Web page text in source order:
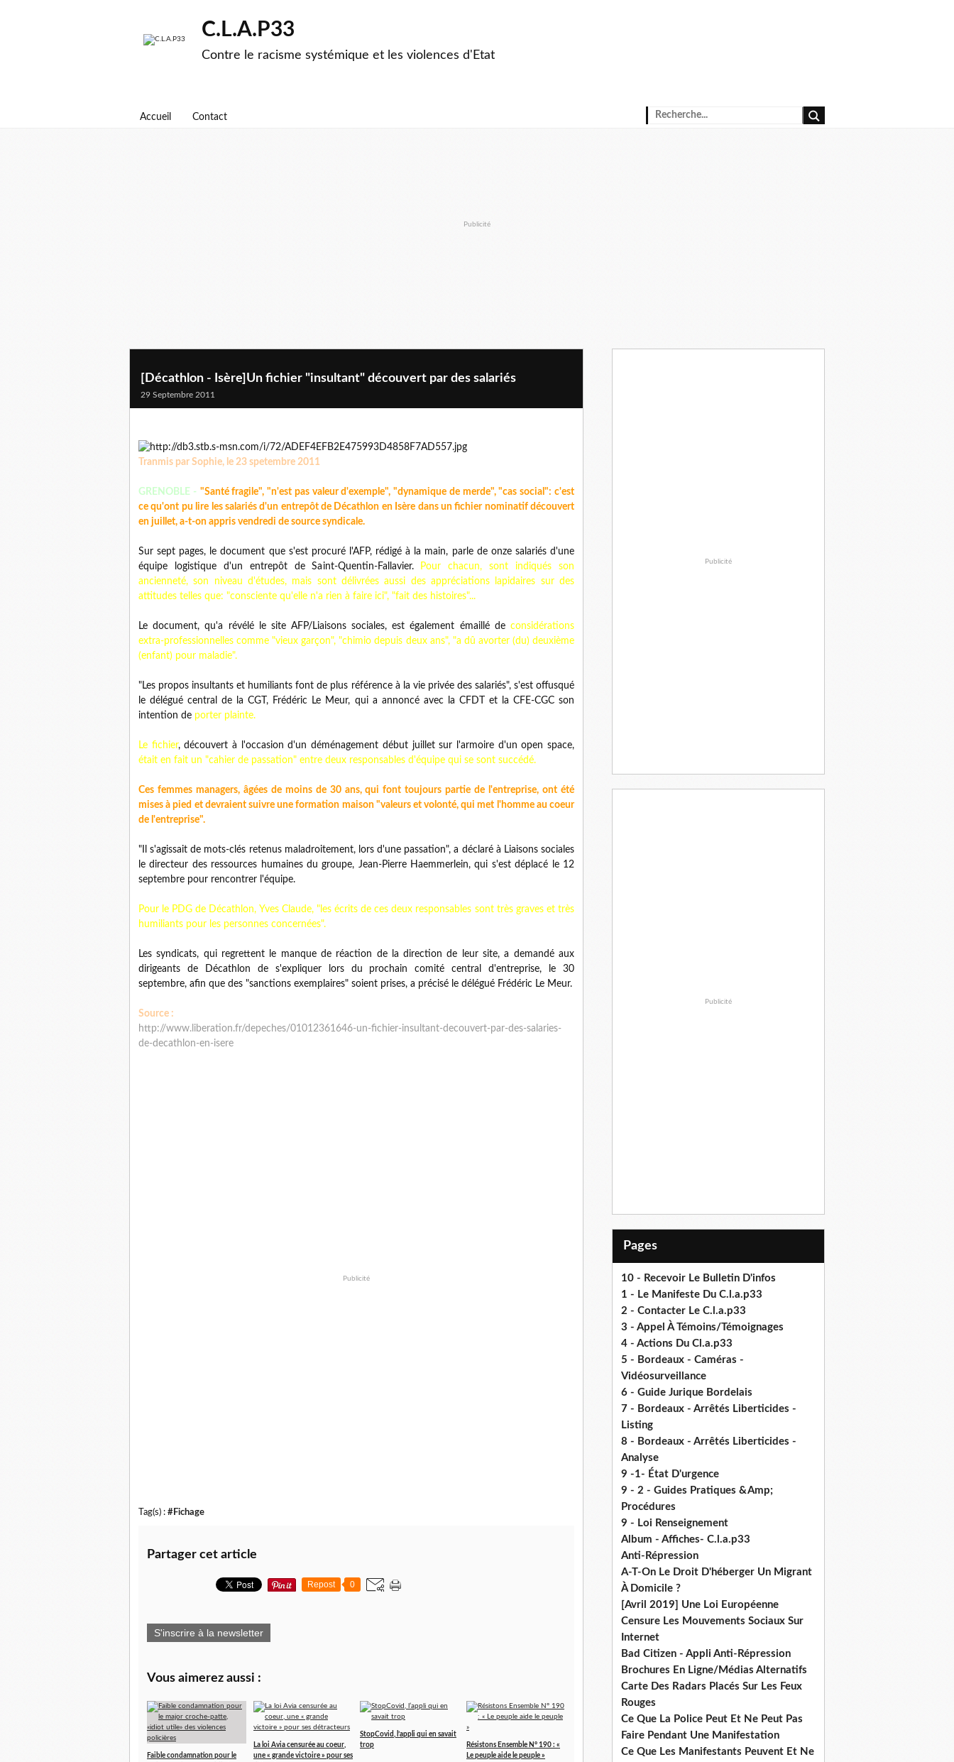
C.L.A.P33
Contre le racisme systémique et les violences d'Etat
Accueil Contact
Publicité
[Décathlon - Isère]Un fichier "insultant" découvert par des salariés
29 Septembre 2011
Tranmis par Sophie, le 23 spetembre 2011
GRENOBLE - "Santé fragile", "n'est pas valeur d'exemple", "dynamique de merde", "cas social": c'est
ce qu'ont pu lire les salariés d'un entrepôt de Décathlon en Isère dans un fichier nominatif découvert
en juillet, a-t-on appris vendredi de source syndicale.
Sur sept pages, le document que s'est procuré l'AFP, rédigé à la main, parle de onze salariés d'une
équipe logistique d'un entrepôt de Saint-Quentin-Fallavier.
Pour chacun, sont indiqués son
ancienneté, son niveau d'études, mais sont délivrées aussi des appréciations lapidaires sur des
attitudes telles que: "consciente qu'elle n'a rien à faire ici", "fait des histoires"...
Le document, qu'a révélé le site AFP/Liaisons sociales, est également émaillé de considérations
extra-professionnelles comme "vieux garçon", "chimio depuis deux ans", "a dû avorter (du) deuxième
(enfant) pour maladie".
"Les propos insultants et humiliants font de plus référence à la vie privée des salariés", s'est offusqué
le délégué central de la CGT, Frédéric Le Meur, qui a annoncé avec la CFDT et la CFE-CGC son
intention de porter plainte.
Le fichier, découvert à l'occasion d'un déménagement début juillet sur l'armoire d'un open space,
était en fait un "cahier de passation" entre deux responsables d'équipe qui se sont succédé.
Ces femmes managers, âgées de moins de 30 ans, qui font toujours partie de l'entreprise, ont été
mises à pied et devraient suivre une formation maison "valeurs et volonté, qui met l'homme au coeur
de l'entreprise".
"Il s'agissait de mots-clés retenus maladroitement, lors d'une passation", a déclaré à Liaisons sociales
le directeur des ressources humaines du groupe, Jean-Pierre Haemmerlein, qui s'est déplacé le 12
septembre pour rencontrer l'équipe.
Pour le PDG de Décathlon, Yves Claude, "les écrits de ces deux responsables sont très graves et très
humiliants pour les personnes concernées".
Les syndicats, qui regrettent le manque de réaction de la direction de leur site, a demandé aux
dirigeants de Décathlon de s'expliquer lors du prochain comité central d'entreprise, le 30
septembre, afin que des "sanctions exemplaires" soient prises, a précisé le délégué Frédéric Le Meur.
Source :
http://www.liberation.fr/depeches/01012361646-un-fichier-insultant-decouvert-par-des-salaries-
de-decathlon-en-isere
Publicité
Tag(s) : #Fichage
Partager cet article
Repost 0
S'inscrire à la newsletter
Vous aimerez aussi :
Faible condamnation pour le
La loi Avia censurée au coeur,
une « grande victoire » pour ses
StopCovid, l’appli qui en savait
trop
Résistons Ensemble N° 190 : «
Le peuple aide le peuple »
Publicité
Publicité
Pages
10 - Recevoir Le Bulletin D'infos
1 - Le Manifeste Du C.l.a.p33
2 - Contacter Le C.l.a.p33
3 - Appel À Témoins/Témoignages
4 - Actions Du Cl.a.p33
5 - Bordeaux - Caméras -
Vidéosurveillance
6 - Guide Jurique Bordelais
7 - Bordeaux - Arrêtés Liberticides -
Listing
8 - Bordeaux - Arrêtés Liberticides -
Analyse
9 -1- État D'urgence
9 - 2 - Guides Pratiques &Amp;
Procédures
9 - Loi Renseignement
Album - Affiches- C.l.a.p33
Anti-Répression
A-T-On Le Droit D'héberger Un Migrant
À Domicile ?
[Avril 2019] Une Loi Européenne
Censure Les Mouvements Sociaux Sur
Internet
Bad Citizen - Appli Anti-Répression
Brochures En Ligne/Médias Alternatifs
Carte Des Radars Placés Sur Les Feux
Rouges
Ce Que La Police Peut Et Ne Peut Pas
Faire Pendant Une Manifestation
Ce Que Les Manifestants Peuvent Et Ne